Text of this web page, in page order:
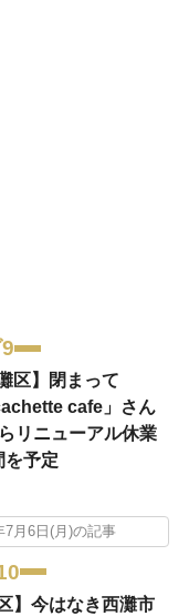
区】閉まって
cafe」さん
リニューアル休業
を予定
7月6日(月)の記事
】今はなき西灘市